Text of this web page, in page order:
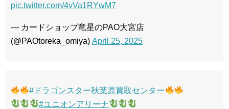
pic.twitter.com/4vVa1RYwM7
— カードショップ竜星のPAO大宮店
(@PAOtoreka_omiya) April 25, 2025
#ドラゴンスター秋葉原買取センター
#ユニオンアリーナ